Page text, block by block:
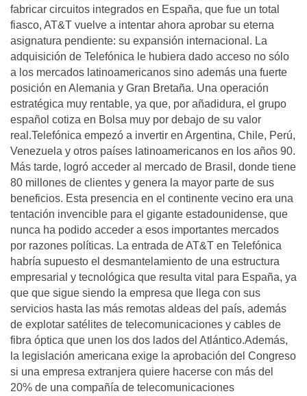
fabricar circuitos integrados en España, que fue un total
fiasco, AT&T vuelve a intentar ahora aprobar su eterna
asignatura pendiente: su expansión internacional. La
adquisición de Telefónica le hubiera dado acceso no sólo
a los mercados latinoamericanos sino además una fuerte
posición en Alemania y Gran Bretaña. Una operación
estratégica muy rentable, ya que, por añadidura, el grupo
español cotiza en Bolsa muy por debajo de su valor
real.Telefónica empezó a invertir en Argentina, Chile, Perú,
Venezuela y otros países latinoamericanos en los años 90.
Más tarde, logró acceder al mercado de Brasil, donde tiene
80 millones de clientes y genera la mayor parte de sus
beneficios. Esta presencia en el continente vecino era una
tentación invencible para el gigante estadounidense, que
nunca ha podido acceder a esos importantes mercados
por razones políticas. La entrada de AT&T en Telefónica
habría supuesto el desmantelamiento de una estructura
empresarial y tecnológica que resulta vital para España, ya
que que sigue siendo la empresa que llega con sus
servicios hasta las más remotas aldeas del país, además
de explotar satélites de telecomunicaciones y cables de
fibra óptica que unen los dos lados del Atlántico.Además,
la legislación americana exige la aprobación del Congreso
si una empresa extranjera quiere hacerse con más del
20% de una compañía de telecomunicaciones